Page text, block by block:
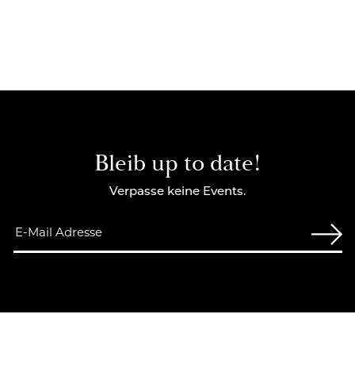
Bleib up to date!
Verpasse keine Events.